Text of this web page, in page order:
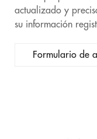
actualizado y
su información
Formulario de